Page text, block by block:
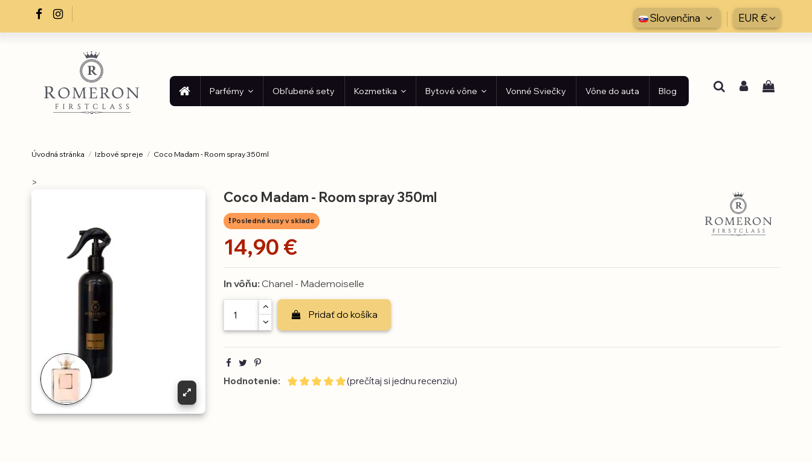
Slovenčina EUR €
Parfémy Obľubené sety Kozmetika Bytové vône Vonné Sviečky Vône do auta Blog
Úvodná stránka Izbové spreje Coco Madam - Room spray 350ml
>
Coco Madam - Room spray 350ml
Posledné kusy v sklade
14,90 €
In vôňu: Chanel - Mademoiselle
Pridať do košíka
Hodnotenie: (prečítaj si jednu recenziu)